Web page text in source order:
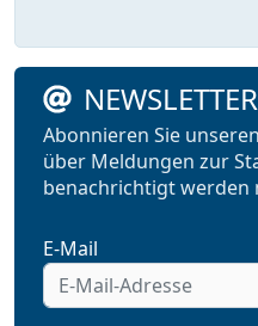
NEWSLETTER
Abonnieren Sie
über Meldungen zur
benachrichtigt werden
E-Mail